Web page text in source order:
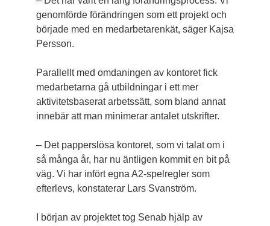
genomförde förändringen som ett projekt och
började med en medarbetarenkät, säger Kajsa
Persson.
Parallellt med omdaningen av kontoret fick
medarbetarna gå utbildningar i ett mer
aktivitetsbaserat arbetssätt, som bland annat
innebär att man minimerar antalet utskrifter.
– Det papperslösa kontoret, som vi talat om i
så många år, har nu äntligen kommit en bit på
väg. Vi har infört egna A2-spelregler som
efterlevs, konstaterar Lars Svanström.
I början av projektet tog Senab hjälp av